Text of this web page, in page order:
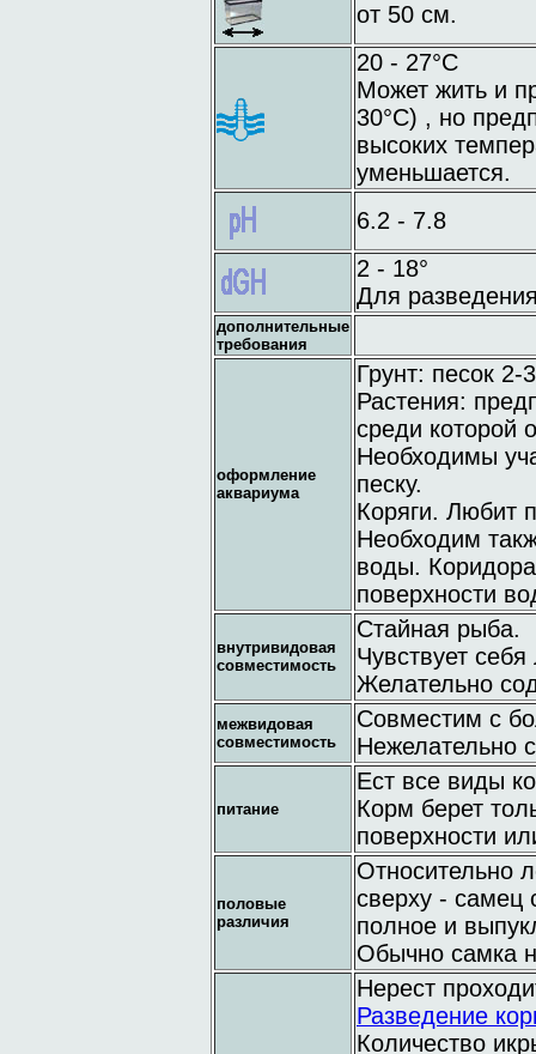
от 50 см.
20 - 27°C
Может жить и
30°C) , но
высоких
уменьшается.
6.2 - 7.8
2 - 18°
Для
дополнительные
требования
оформление
аквариума
Грунт: песок
Растения:
среди которой
Необходимы
песку.
Коряги. Любит
Необходим
воды.
поверхности
внутривидовая
совместимость
Стайная рыба.
Чувствует
Желательно
межвидовая
совместимость
Совместим с
Нежелательно
питание
Ест все виды
Корм берет
поверхности
половые
различия
Относительно
сверху - самец
полное и
Обычно самка
Нерест
Разведение
Количество